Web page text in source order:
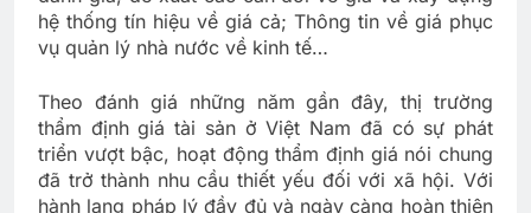
hệ thống tín hiệu về giá cả; Thông tin về giá phục
vụ quản lý nhà nước về kinh tế…
Theo đánh giá những năm gần đây, thị trường
thẩm định giá tài sản ở Việt Nam đã có sự phát
triển vượt bậc, hoạt động thẩm định giá nói chung
đã trở thành nhu cầu thiết yếu đối với xã hội. Với
hành lang pháp lý đầy đủ và ngày càng hoàn thiện